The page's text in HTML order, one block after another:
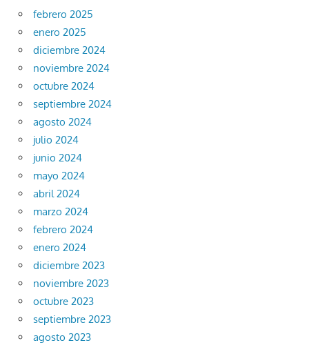
febrero 2025
enero 2025
diciembre 2024
noviembre 2024
octubre 2024
septiembre 2024
agosto 2024
julio 2024
junio 2024
mayo 2024
abril 2024
marzo 2024
febrero 2024
enero 2024
diciembre 2023
noviembre 2023
octubre 2023
septiembre 2023
agosto 2023